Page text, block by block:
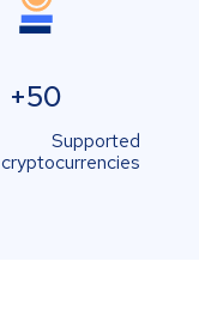
50+
Supported
cryptocurrencies